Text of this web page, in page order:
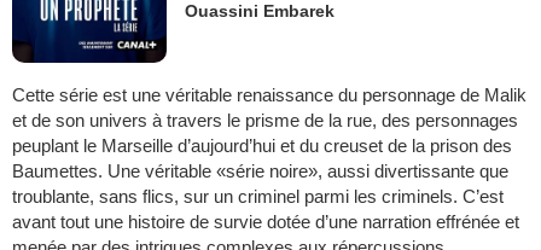
Ouassini Embarek
Cette série est une véritable renaissance du personnage de Malik
et de son univers à travers le prisme de la rue, des personnages
peuplant le Marseille d’aujourd’hui et du creuset de la prison des
Baumettes. Une véritable «série noire», aussi divertissante que
troublante, sans flics, sur un criminel parmi les criminels. C’est
avant tout une histoire de survie dotée d’une narration effrénée et